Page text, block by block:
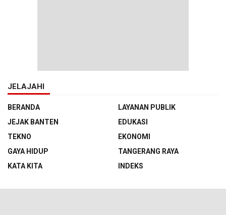
JELAJAHI
BERANDA
LAYANAN PUBLIK
JEJAK BANTEN
EDUKASI
TEKNO
EKONOMI
GAYA HIDUP
TANGERANG RAYA
KATA KITA
INDEKS